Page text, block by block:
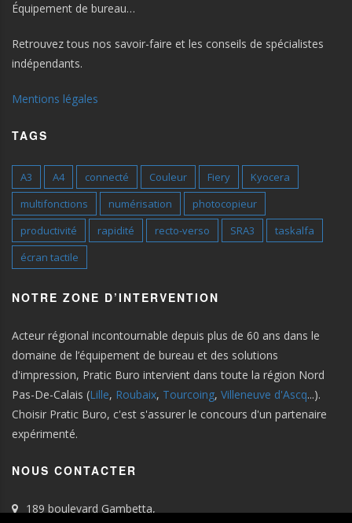
Équipement de bureau…
Retrouvez tous nos savoir-faire et les conseils de spécialistes
indépendants.
Mentions légales
TAGS
A3 A4 connecté Couleur Fiery
Kyocera
multifonctions
numérisation
photocopieur
productivité
rapidité recto-verso SRA3
taskalfa
écran tactile
NOTRE ZONE D’INTERVENTION
Acteur régional incontournable depuis plus de 60 ans dans le
domaine de l’équipement de bureau et des solutions
d'impression, Pratic Buro intervient dans toute la région Nord
Pas-De-Calais (Lille, Roubaix, Tourcoing, Villeneuve d'Ascq...).
Choisir Pratic Buro, c'est s'assurer le concours d'un partenaire
expérimenté.
NOUS CONTACTER
189 boulevard Gambetta,